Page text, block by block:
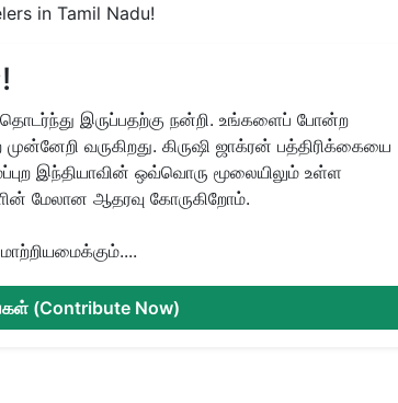
in Tamil Nadu!
இருப்பதற்கு நன்றி. உங்களைப் போன்ற
வருகிறது. கிருஷி ஜாக்ரன் பத்திரிக்கையை
இந்தியாவின் ஒவ்வொரு மூலையிலும் உள்ள
மேலான ஆதரவு கோருகிறோம்.
(Contribute Now)